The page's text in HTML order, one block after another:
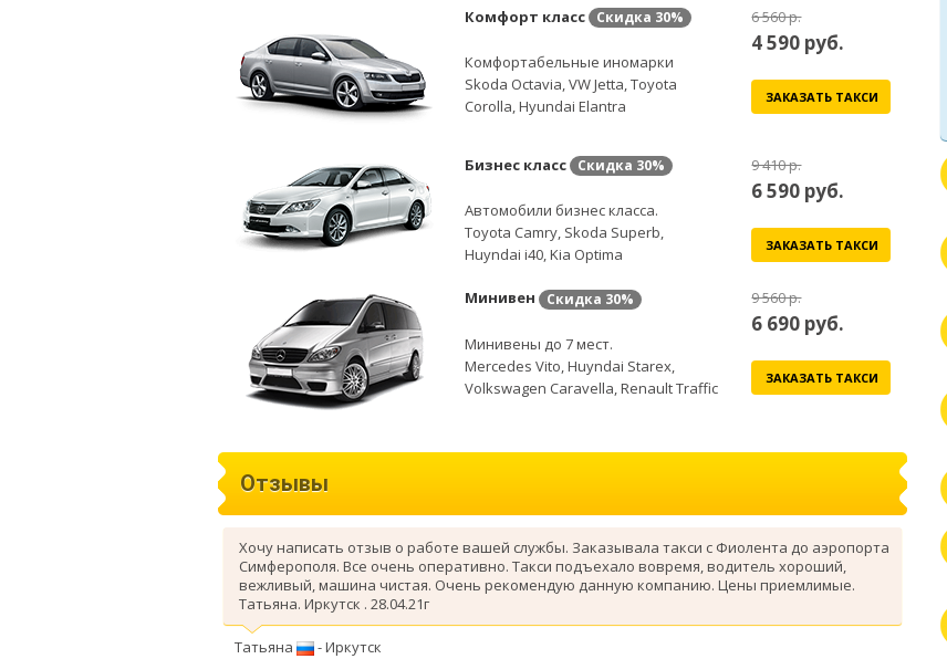
Комфорт класс Скидка 30%
Комфортабельные иномарки
Skoda Octavia, VW Jetta, Toyota
Corolla, Hyundai Elantra
6 560 р.
4 590 руб.
ЗАКАЗАТЬ ТАКСИ
Бизнес класс Скидка 30%
Автомобили бизнес класса.
Toyota Camry, Skoda Superb,
Huyndai i40, Kia Optima
9 410 р.
6 590 руб.
ЗАКАЗАТЬ ТАКСИ
Минивен Скидка 30%
Минивены до 7 мест.
Mercedes Vito, Huyndai Starex,
Volkswagen Caravella, Renault Traffic
9 560 р.
6 690 руб.
ЗАКАЗАТЬ ТАКСИ
Отзывы
Хочу написать отзыв о работе вашей службы. Заказывала такси с Фиолента до аэропорта
Симферополя. Все очень оперативно. Такси подъехало вовремя, водитель хороший,
вежливый, машина чистая. Очень рекомендую данную компанию. Цены приемлимые.
Татьяна. Иркутск . 28.04.21г
Татьяна - Иркутск